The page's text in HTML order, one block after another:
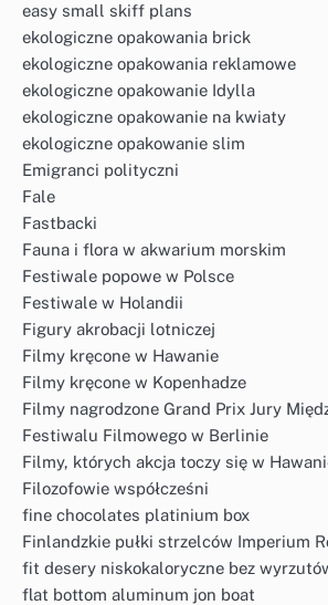
easy small skiff plans
ekologiczne opakowania brick
ekologiczne opakowania reklamowe
ekologiczne opakowanie Idylla
ekologiczne opakowanie na kwiaty
ekologiczne opakowanie slim
Emigranci polityczni
Fale
Fastbacki
Fauna i flora w akwarium morskim
Festiwale popowe w Polsce
Festiwale w Holandii
Figury akrobacji lotniczej
Filmy kręcone w Hawanie
Filmy kręcone w Kopenhadze
Filmy nagrodzone Grand Prix Jury
Festiwalu Filmowego w Berlinie
Filmy, których akcja toczy się w
Filozofowie współcześni
fine chocolates platinium box
Finlandzkie pułki strzelców Imperium
fit desery niskokaloryczne bez
flat bottom aluminum jon boat